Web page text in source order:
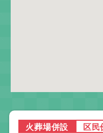
火葬場併設 区民